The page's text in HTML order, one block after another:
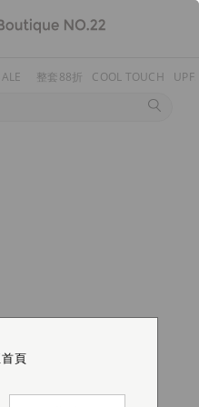
整套88折 COOL TOUCH
頁
頁
頁
頁
頁